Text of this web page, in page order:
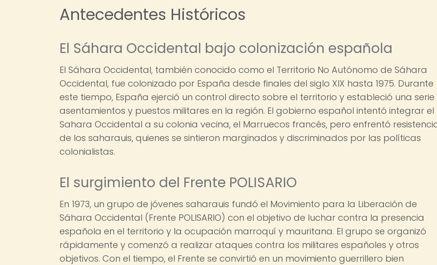
Antecedentes Históricos
El Sáhara Occidental bajo colonización española
El Sáhara Occidental, también conocido como el Territorio No Autónomo de Sáhara
Occidental, fue colonizado por España desde finales del siglo XIX hasta 1975. Durante
este tiempo, España ejerció un control directo sobre el territorio y estableció una
asentamientos y puestos militares en la región. El gobierno español intentó integrar el
Sahara Occidental a su colonia vecina, el Marruecos francés, pero enfrentó
de los saharauis, quienes se sintieron marginados y discriminados por las políticas
colonialistas.
El surgimiento del Frente POLISARIO
En 1973, un grupo de jóvenes saharauis fundó el Movimiento para la Liberación de
Sáhara Occidental (Frente POLISARIO) con el objetivo de luchar contra la presencia
española en el territorio y la ocupación marroquí y mauritana. El grupo se organizó
rápidamente y comenzó a realizar ataques contra los militares españoles y otros
objetivos. Con el tiempo, el Frente se convirtió en un movimiento guerrillero bien